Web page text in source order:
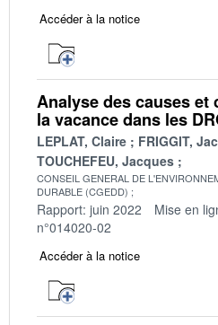
Accéder à la notice
Analyse des causes et
la vacance dans les
LEPLAT, Claire
FRIGGIT,
TOUCHEFEU, Jacques
CONSEIL GENERAL DE
DURABLE (CGEDD)
Rapport: juin 2022 Mise en
n°014020-02
Accéder à la notice